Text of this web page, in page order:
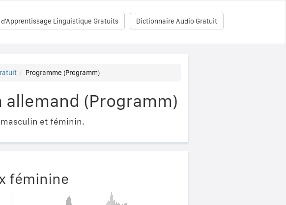
Dictionnaire Audio Gratuit
d'Apprentissage Linguistique Gratuits
Programme (Programm)
(Programm)
et féminin.
féminine